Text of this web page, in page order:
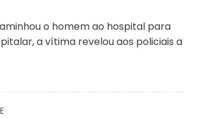
o homem ao hospital para
a vítima revelou aos policiais a